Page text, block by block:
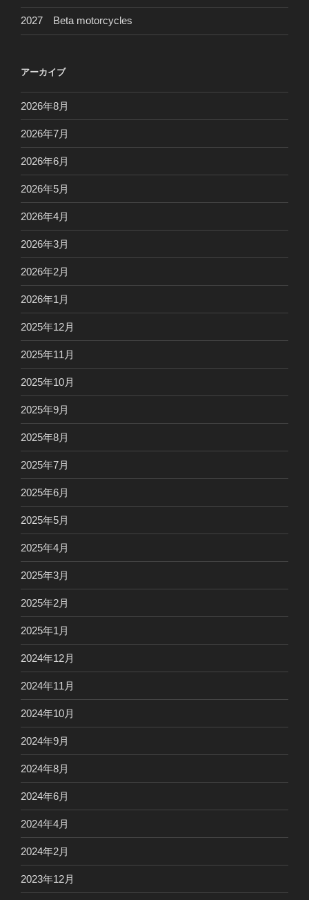
2027 Beta motorcycles
アーカイブ
2026年8月
2026年7月
2026年6月
2026年5月
2026年4月
2026年3月
2026年2月
2026年1月
2025年12月
2025年11月
2025年10月
2025年9月
2025年8月
2025年7月
2025年6月
2025年5月
2025年4月
2025年3月
2025年2月
2025年1月
2024年12月
2024年11月
2024年10月
2024年9月
2024年8月
2024年6月
2024年4月
2024年2月
2023年12月